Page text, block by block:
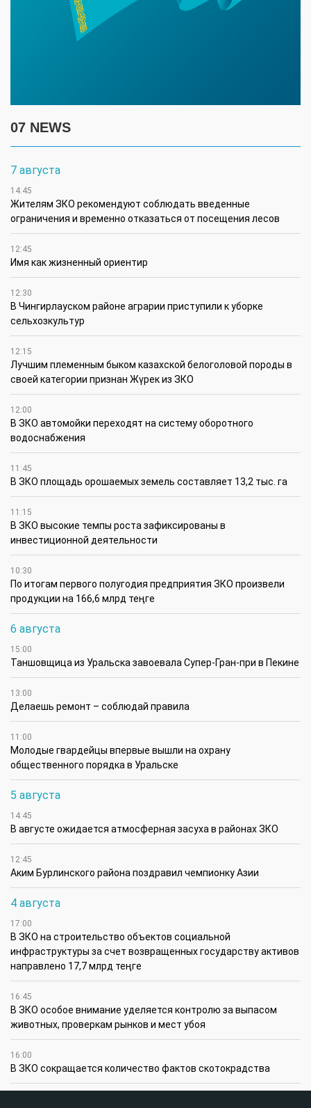
07 NEWS
7 августа
14:45
Жителям ЗКО рекомендуют соблюдать введенные
ограничения и временно отказаться от посещения лесов
12:45
Имя как жизненный ориентир
12:30
В Чингирлауском районе аграрии приступили к уборке
сельхозкультур
12:15
Лучшим племенным быком казахской белоголовой породы в
своей категории признан Жүрек из ЗКО
12:00
В ЗКО автомойки переходят на систему оборотного
водоснабжения
11:45
В ЗКО площадь орошаемых земель составляет 13,2 тыс. га
11:15
В ЗКО высокие темпы роста зафиксированы в
инвестиционной деятельности
10:30
По итогам первого полугодия предприятия ЗКО произвели
продукции на 166,6 млрд теңге
6 августа
15:00
Таншовщица из Уральска завоевала Супер-Гран-при в Пекине
13:00
Делаешь ремонт – соблюдай правила
11:00
Молодые гвардейцы впервые вышли на охрану
общественного порядка в Уральске
5 августа
14:45
В августе ожидается атмосферная засуха в районах ЗКО
12:45
Аким Бурлинского района поздравил чемпионку Азии
4 августа
17:00
В ЗКО на строительство объектов социальной
инфраструктуры за счет возвращенных государству активов
направлено 17,7 млрд теңге
16:45
В ЗКО особое внимание уделяется контролю за выпасом
животных, проверкам рынков и мест убоя
16:00
В ЗКО сокращается количество фактов скотокрадства